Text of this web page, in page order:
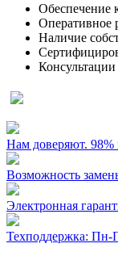
Обеспечение
Оперативное
Наличие
Консультации
Нам доверяют. 98%
Возможность
Электронная
Техподдержка: Пн-